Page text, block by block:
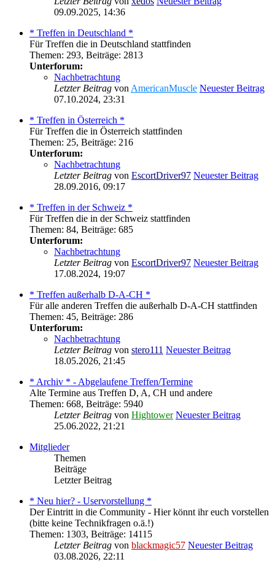
09.09.2025, 14:36
* Treffen in Deutschland *
Für Treffen die in Deutschland stattfinden
Themen: 293, Beiträge: 2813
Unterforum:
Nachbetrachtung
Letzter Beitrag von AmericanMuscle Neuester Beitrag
07.10.2024, 23:31
* Treffen in Österreich *
Für Treffen die in Österreich stattfinden
Themen: 25, Beiträge: 216
Unterforum:
Nachbetrachtung
Letzter Beitrag von EscortDriver97 Neuester Beitrag
28.09.2016, 09:17
* Treffen in der Schweiz *
Für Treffen die in der Schweiz stattfinden
Themen: 84, Beiträge: 685
Unterforum:
Nachbetrachtung
Letzter Beitrag von EscortDriver97 Neuester Beitrag
17.08.2024, 19:07
* Treffen außerhalb D-A-CH *
Für alle anderen Treffen die außerhalb D-A-CH stattfinden
Themen: 45, Beiträge: 286
Unterforum:
Nachbetrachtung
Letzter Beitrag von stero111 Neuester Beitrag
18.05.2026, 21:45
* Archiv * - Abgelaufene Treffen/Termine
Alte Termine aus Treffen D, A, CH und andere
Themen: 668, Beiträge: 5940
Letzter Beitrag von Hightower Neuester Beitrag
25.06.2022, 21:21
Mitglieder
Themen
Beiträge
Letzter Beitrag
* Neu hier? - Uservorstellung *
Der Eintritt in die Community - Hier könnt ihr euch vorstellen
(bitte keine Technikfragen o.ä.!)
Themen: 1303, Beiträge: 14115
Letzter Beitrag von blackmagic57 Neuester Beitrag
03.08.2026, 22:11